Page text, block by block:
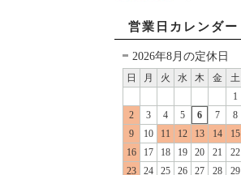
営業日カレンダー
2026年8月の定休日
日 月 火 水 木 金
土
1
2
3 4 5 6 7
8
9
10 11 12 13 14
15
16
17 18 19 20 21
22
23
24 25 26 27 28 29